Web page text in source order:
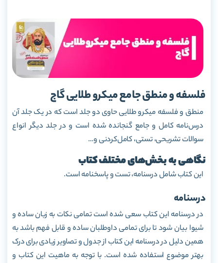
فلسفه و منطق جامع میکرو طلایی گاج
منطق و فلسفه میکرو طلایی حاوی دو جلد است که در یک جلد آن
درس‌نامه کامل و جامع گنجانده شده است و در جلد دیگر انواع
سوالات تشریحی، تستی، کامل‌کردنی و…
نگاهی به بخش‌های مختلف کتاب
این کتاب شامل درسنامه، تست و پاسخنامه است.
درسنامه
در درسنامه این کتاب سعی شده است تمامی نکات به زبان ساده و
شیوا بیان شود تا برای تمامی داوطلبان ساده و قابل فهم باشد به
همین دلیل در درسنامه این کتاب از جدول و تصاویر زیادی برای درک
بهتر موضوع استفاده شده است. با توجه به ماهیت این کتاب و